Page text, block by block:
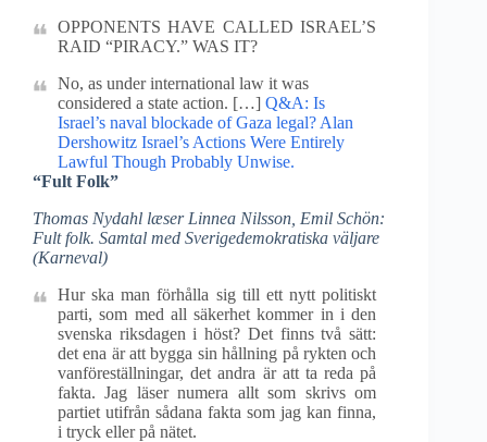
OPPONENTS HAVE CALLED ISRAEL’S
RAID “PIRACY.” WAS IT?
No, as under international law it was
considered a state action. […] Q&A: Is
Israel’s naval blockade of Gaza legal? Alan
Dershowitz Israel’s Actions Were Entirely
Lawful Though Probably Unwise.
“Fult Folk”
Thomas Nydahl læser Linnea Nilsson, Emil Schön:
Fult folk. Samtal med Sverigedemokratiska väljare
(Karneval)
Hur ska man förhålla sig till ett nytt politiskt
parti, som med all säkerhet kommer in i den
svenska riksdagen i höst? Det finns två sätt:
det ena är att bygga sin hållning på rykten och
vanföreställningar, det andra är att ta reda på
fakta. Jag läser numera allt som skrivs om
partiet utifrån sådana fakta som jag kan finna,
i tryck eller på nätet.